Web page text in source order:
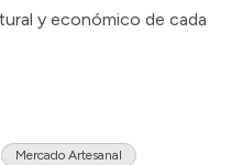
y económico de cada
Mercado Artesanal